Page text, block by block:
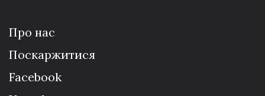
Про нас
Поскаржитися
Facebook